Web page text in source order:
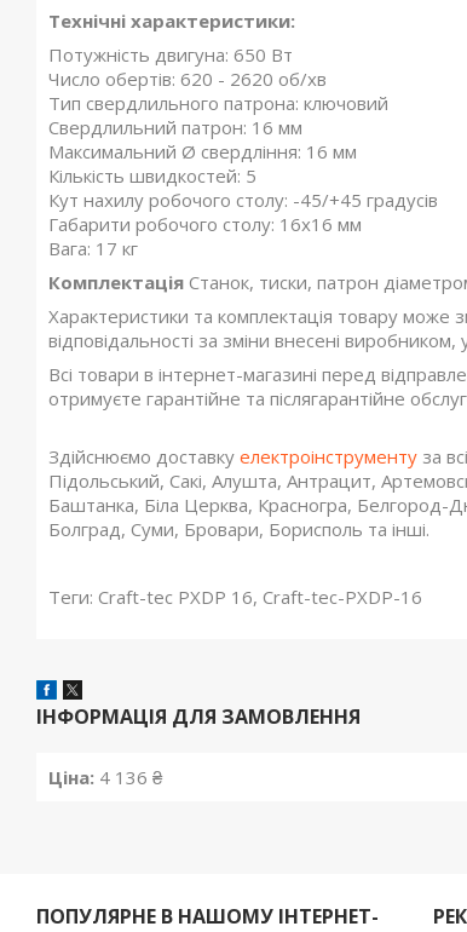
Технічні характеристики:
Потужність двигуна: 650 Вт
Число обертів: 620 - 2620 об/хв
Тип свердлильного патрона: ключовий
Свердлильний патрон: 16 мм
Максимальний Ø свердління: 16 мм
Кількість швидкостей: 5
Кут нахилу робочого столу: -45/+45 градусів
Габарити робочого столу: 16х16 мм
Вага: 17 кг
Комплектація Станок, тиски, патрон
Характеристики та комплектація товару
відповідальності за зміни внесені
Всі товари в інтернет-магазині перед
отримуєте гарантійне та післягарантійне
Здійснюємо доставку електроінструменту за
Підольський, Сакі, Алушта, Антрацит,
Баштанка, Біла Церква, Красногра, Белгород-
Болград, Суми, Бровари, Борисполь та інші.
Теги: Craft-tec PXDP 16, Craft-tec-PXDP-16
ІНФОРМАЦІЯ ДЛЯ ЗАМОВЛЕННЯ
Ціна: 4 136 ₴
ПОПУЛЯРНЕ В НАШОМУ ІНТЕРНЕТ-